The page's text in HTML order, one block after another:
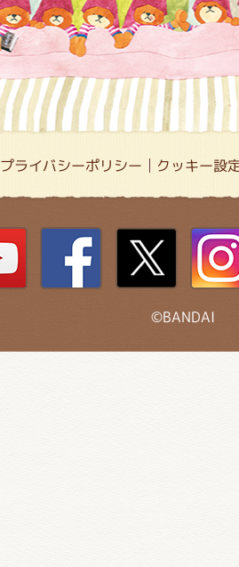
プライバシーポリシー クッキー設
©BANDAI